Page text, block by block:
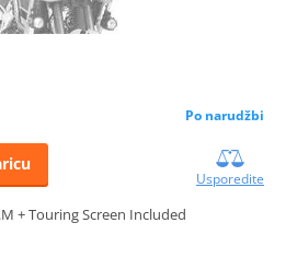
Po narudžbi
Usporedite
+ Touring Screen Included